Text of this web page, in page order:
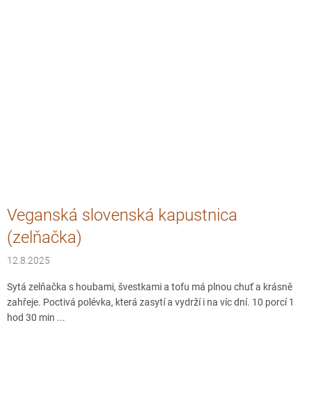
Veganská slovenská kapustnica
(zelňačka)
12.8.2025
Sytá zelňačka s houbami, švestkami a tofu má plnou chuť a krásně
zahřeje. Poctivá polévka, která zasytí a vydrží i na víc dní. 10 porcí 1
hod 30 min ...